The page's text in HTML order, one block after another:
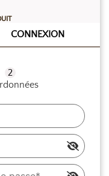
CONNEXION